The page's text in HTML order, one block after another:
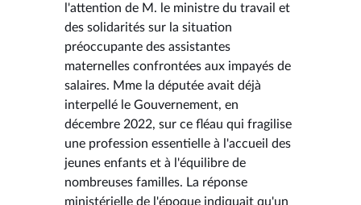
l'attention de M. le ministre du travail et
des solidarités sur la situation
préoccupante des assistantes
maternelles confrontées aux impayés de
salaires. Mme la députée avait déjà
interpellé le Gouvernement, en
décembre 2022, sur ce fléau qui fragilise
une profession essentielle à l'accueil des
jeunes enfants et à l'équilibre de
nombreuses familles. La réponse
ministérielle de l'époque indiquait qu'un